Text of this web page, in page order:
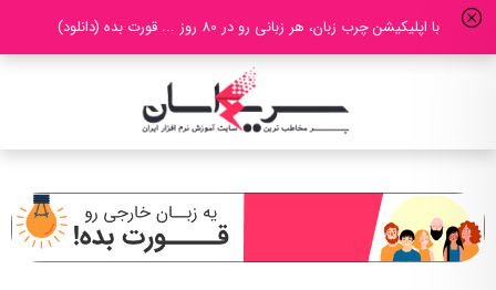
با اپلیکیشن چرب زبان، هر زبانی رو در 80 روز ... قورت بده (دانلود)